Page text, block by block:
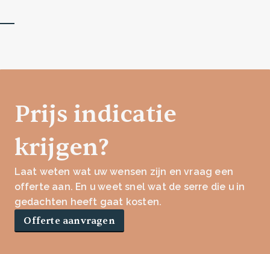
Prijs indicatie
krijgen?
Laat weten wat uw wensen zijn en vraag een
offerte aan. En u weet snel wat de serre die u in
gedachten heeft gaat kosten.
Offerte aanvragen